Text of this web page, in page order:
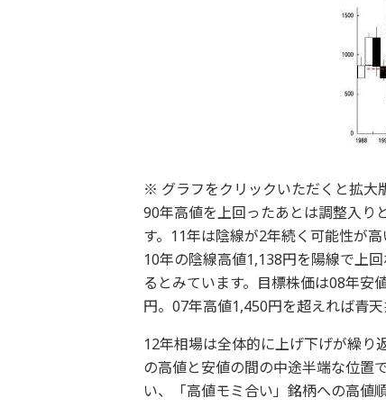
※ グラフをクリックいただくと拡大
90年高値を上回ったあとは調整入り
す。11年は陰線が2年続く可能性が
10年の陰線高値1,138円を陽線で上
るとみています。目標株価は08年安
円。07年高値1,450円を超えれば青
12年相場は全体的に上げ下げが繰り
の高値と安値の間の中途半端な位置
い、「高値モミ合い」銘柄への高値